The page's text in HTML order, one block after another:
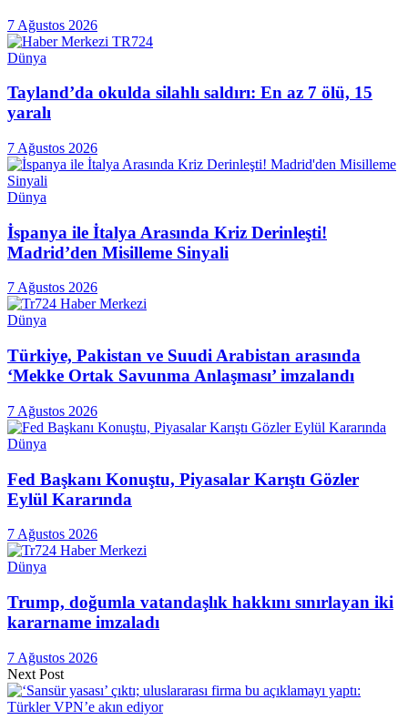
7 Ağustos 2026
Dünya
Tayland’da okulda silahlı saldırı: En az 7 ölü, 15
yaralı
7 Ağustos 2026
Dünya
İspanya ile İtalya Arasında Kriz Derinleşti!
Madrid’den Misilleme Sinyali
7 Ağustos 2026
Dünya
Türkiye, Pakistan ve Suudi Arabistan arasında
‘Mekke Ortak Savunma Anlaşması’ imzalandı
7 Ağustos 2026
Dünya
Fed Başkanı Konuştu, Piyasalar Karıştı Gözler
Eylül Kararında
7 Ağustos 2026
Dünya
Trump, doğumla vatandaşlık hakkını sınırlayan iki
kararname imzaladı
7 Ağustos 2026
Next Post